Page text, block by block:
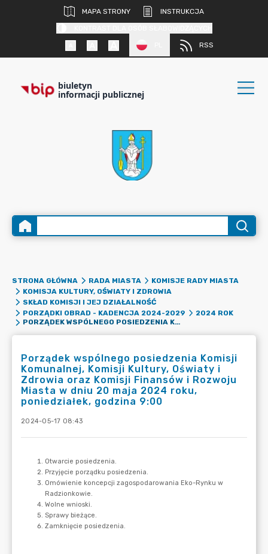
MAPA STRONY
INSTRUKCJA
RSS
biuletyn
informacji publicznej
STRONA GŁÓWNA RADA MIASTA
KOMISJE RADY MIASTA
KOMISJA KULTURY, OŚWIATY I ZDROWIA
SKŁAD KOMISJI I JEJ DZIAŁALNOŚĆ
PORZĄDKI OBRAD - KADENCJA 2024-2029
2024 ROK
PORZĄDEK WSPÓLNEGO POSIEDZENIA KOMISJI KOMUNALNEJ, KOMISJI KULTURY, OŚWIATY I ZDROWIA ORAZ KOMISJI FINANSÓW I ROZWOJU MIASTA W DNIU 20 MAJA 2024 ROKU, PONIEDZIAŁEK, GODZINA 9:00
Porządek wspólnego posiedzenia Komisji
Komunalnej, Komisji Kultury, Oświaty i
Zdrowia oraz Komisji Finansów i Rozwoju
Miasta w dniu 20 maja 2024 roku,
poniedziałek, godzina 9:00
2024-05-17 08:43